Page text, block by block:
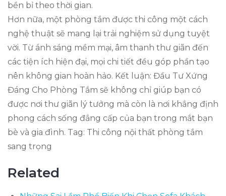
bền bỉ theo thời gian.
Hơn nữa, một phòng tắm được thi công một cách
nghệ thuật sẽ mang lại trải nghiệm sử dụng tuyệt
vời. Từ ánh sáng mềm mại, âm thanh thư giãn đến
các tiện ích hiện đại, mọi chi tiết đều góp phần tạo
nên không gian hoàn hảo. Kết luận: Đầu Tư Xứng
Đáng Cho Phòng Tắm sẽ không chỉ giúp bạn có
được nơi thư giãn lý tưởng mà còn là nơi khẳng định
phong cách sống đẳng cấp của bạn trong mắt bạn
bè và gia đình. Tag: Thi công nội thất phòng tắm
sang trọng
Related